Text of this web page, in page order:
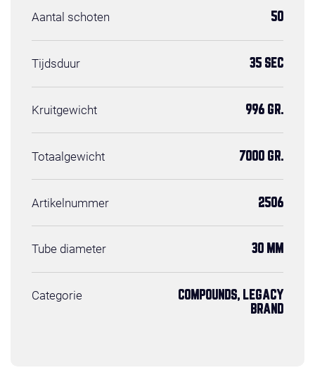
Aantal schoten 50
Tijdsduur 35 SEC
Kruitgewicht 996 GR.
Totaalgewicht 7000 GR.
Artikelnummer 2506
Tube diameter 30 MM
Categorie
COMPOUNDS, LEGACY
BRAND